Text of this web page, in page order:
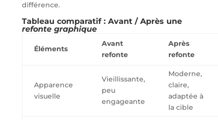
différence.
Tableau comparatif : Avant / Après une
refonte graphique
Éléments
Avant
refonte
Après
refonte
Apparence
visuelle
Vieillissante,
peu
engageante
Moderne,
claire,
adaptée à
la cible